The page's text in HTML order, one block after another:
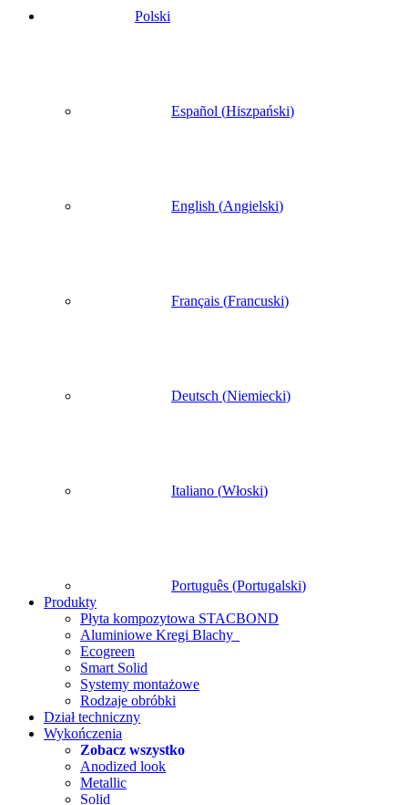
Polski
Español (Hiszpański)
English (Angielski)
Français (Francuski)
Deutsch (Niemiecki)
Italiano (Włoski)
Português (Portugalski)
Produkty
Płyta kompozytowa STACBOND
Aluminiowe Kregi Blachy
Ecogreen
Smart Solid
Systemy montażowe
Rodzaje obróbki
Dział techniczny
Wykończenia
Zobacz wszystko
Anodized look
Metallic
Solid